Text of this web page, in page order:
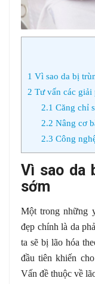
1 Vì sao da bị
2 Tư vấn các giải
2.1 Căng chỉ
2.2 Nâng cơ
2.3 Công
Vì sao da
sớm
Một trong những
đẹp chính là da
ta sẽ bị lão hóa
đầu tiên khiến
Vấn đề thuộc về